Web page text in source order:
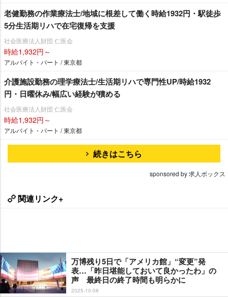
老健勤務の作業療法士/地域に根差して働く時給1932円・駅徒歩
5分生活期リハで在宅復帰を支援
社会医療法人財団 仁医会
時給1,932円～
アルバイト・パート / 東京都
介護施設勤務の理学療法士/生活期リハで専門性UP/時給1932
円・日曜休み/幅広い経験が積める
社会医療法人財団 仁医会
時給1,932円～
アルバイト・パート / 東京都
続きはこちら
sponsored by 求人ボックス
関連リンク+
万博残り5日で「アメリカ館」“変更”発
表…「昨日堪能しておいて良かったわ」の
声 最終日の終了時間も明らかに
2025-10-08